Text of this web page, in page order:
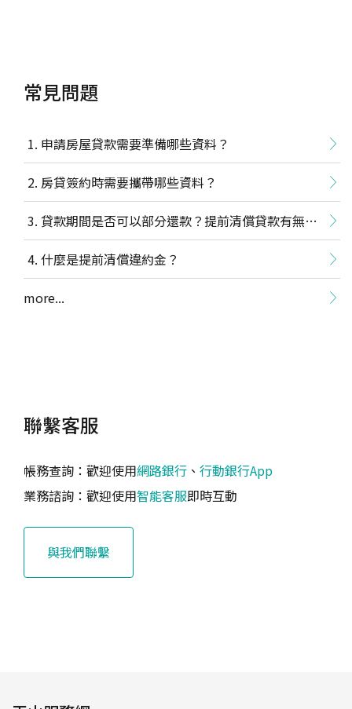
常見問題
申請房屋貸款需要準備哪些資料？
房貸簽約時需要攜帶哪些資料？
貸款期間是否可以部分還款？提前清償貸款有無違
約金？
什麼是提前清償違約金？
more...
聯繫客服
帳務查詢：歡迎使用網路銀行 、 行動銀行App
業務諮詢：歡迎使用智能客服即時互動
與我們聯繫